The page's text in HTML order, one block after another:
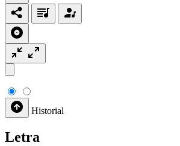
Historial
Letra